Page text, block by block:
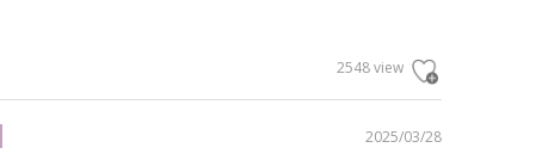
2548 view
2025/03/28